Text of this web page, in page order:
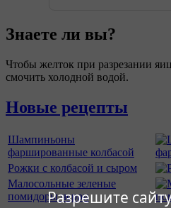
Разрешите
Знаете ли вы?
Чтобы желток при разрезании
смочить холодной водой.
Новые рецепты
Шампиньоны
фаршированные колбасой
Рожки с колбасой и сыром
Малосольные зеленые
помидоры черри